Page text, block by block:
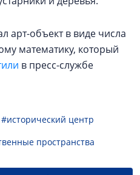
арт-объект в виде числа
математику, который
в пресс-службе
#исторический центр
пространства